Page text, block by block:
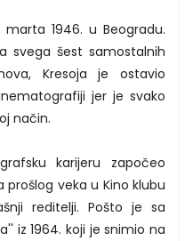
1946. u Beogradu.
svega šest samostalnih
Kresoja je ostavio
jer je svako
način.
karijeru započeo
veka u Kino klubu
reditelji. Pošto je sa
iz 1964. koji je snimio na